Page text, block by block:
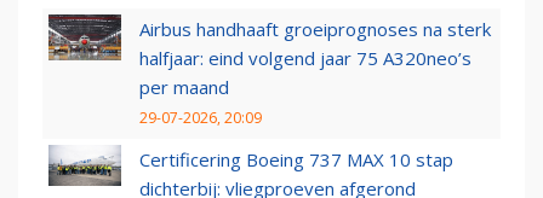
Airbus handhaaft groeiprognoses na sterk
halfjaar: eind volgend jaar 75 A320neo’s
per maand
29-07-2026, 20:09
Certificering Boeing 737 MAX 10 stap
dichterbij: vliegproeven afgerond